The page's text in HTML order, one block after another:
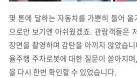
몇 톤에 달하는 자동차를 가뿐히 들어
으로만 보기엔 아쉬웠겠죠.관람객들은
장면을 촬영하며 감탄을 아끼지 않았습
율주행 주차로봇에 대한 질문이 쏟아지며
을 다시 한번 확인할 수 있었습니다.